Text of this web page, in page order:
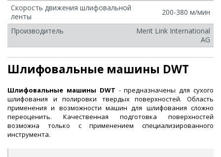
Скорость движения шлифовальной
ленты
200-380 м/мин
Производитель
Merit Link International
AG
Шлифовальные машины DWT
Шлифовальные машины DWT - предназначены для сухого
шлифования и полировки твердых поверхностей. Область
применения и возможности машин для шлифования сложно
переоценить. Качественная подготовка поверхностей
возможна только с применением специализированного
инструмента.